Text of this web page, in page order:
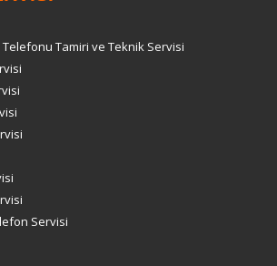
Tamiri ve Teknik Servisi
Servisi